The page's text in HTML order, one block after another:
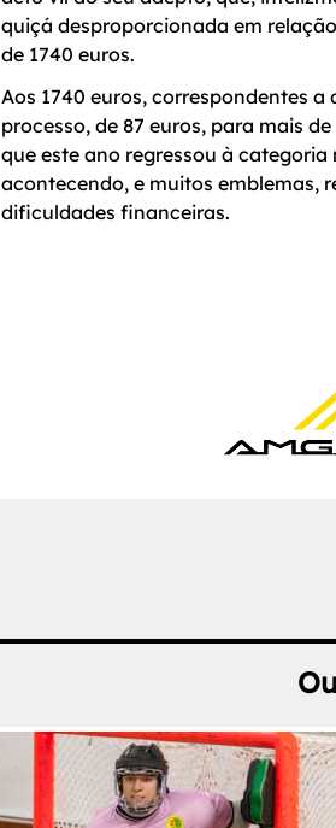
quiçá desproporcionada em
de 1740 euros.
Aos 1740 euros, correspondentes
processo, de 87 euros, para mais
que este ano regressou à
acontecendo, e muitos emblemas,
dificuldades financeiras.